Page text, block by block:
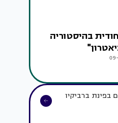
בהיסטוריה